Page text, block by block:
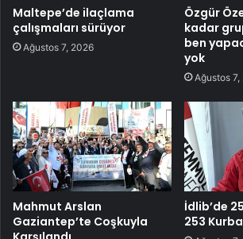
Maltepe’de ilaçlama
çalışmaları sürüyor
Ağustos 7, 2026
Özgür
kadar
ben
yok
Ağustos 7,
Mahmut Arslan
Gaziantep’te Coşkuyla
İdlib’de
253